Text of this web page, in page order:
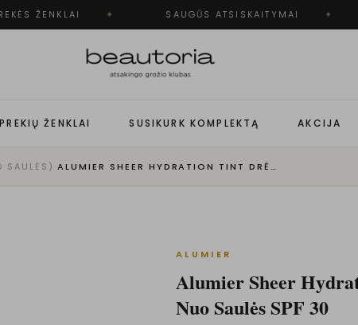
ŽENKLAI SAUGŪS ATSISKAITYMAI
PREKIŲ ŽENKLAI SUSIKURK KOMPLEKTĄ AKCIJA
SAULĖS) · ALUMIER SHEER HYDRATION TINT DRĖKINAMASI KREMAS NUO SAULĖS SPF 30
ALUMIER
Alumier Sheer
Nuo Saulės SPF 30